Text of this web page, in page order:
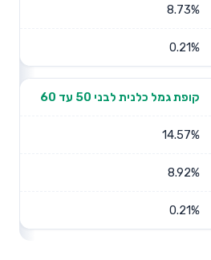
8.73%
0.21%
קופת גמל כלנית לבני 50 עד 60
14.57%
8.92%
0.21%